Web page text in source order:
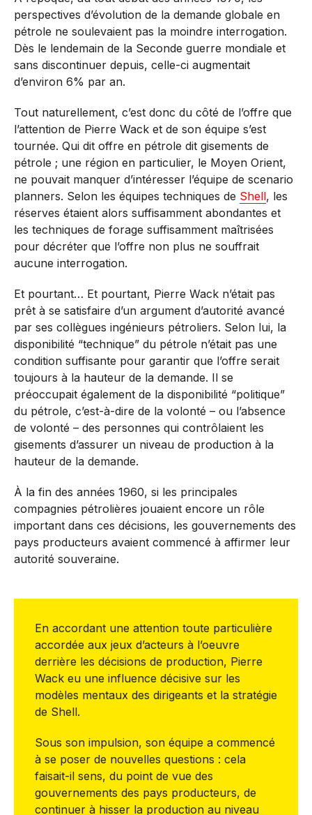
perspectives d’évolution de la demande globale en
pétrole ne soulevaient pas la moindre interrogation.
Dès le lendemain de la Seconde guerre mondiale et
sans discontinuer depuis, celle-ci augmentait
d’environ 6% par an.
Tout naturellement, c’est donc du côté de l’offre que
l’attention de Pierre Wack et de son équipe s’est
tournée. Qui dit offre en pétrole dit gisements de
pétrole ; une région en particulier, le Moyen Orient,
ne pouvait manquer d’intéresser l’équipe de scenario
planners. Selon les équipes techniques de Shell, les
réserves étaient alors suffisamment abondantes et
les techniques de forage suffisamment maîtrisées
pour décréter que l’offre non plus ne souffrait
aucune interrogation.
Et pourtant… Et pourtant, Pierre Wack n’était pas
prêt à se satisfaire d’un argument d’autorité avancé
par ses collègues ingénieurs pétroliers. Selon lui, la
disponibilité “technique” du pétrole n’était pas une
condition suffisante pour garantir que l’offre serait
toujours à la hauteur de la demande. Il se
préoccupait également de la disponibilité “politique”
du pétrole, c’est-à-dire de la volonté – ou l’absence
de volonté – des personnes qui contrôlaient les
gisements d’assurer un niveau de production à la
hauteur de la demande.
À la fin des années 1960, si les principales
compagnies pétrolières jouaient encore un rôle
important dans ces décisions, les gouvernements des
pays producteurs avaient commencé à affirmer leur
autorité souveraine.
En accordant une attention toute particulière
accordée aux jeux d’acteurs à l’oeuvre
derrière les décisions de production, Pierre
Wack eu une influence décisive sur les
modèles mentaux des dirigeants et la stratégie
de Shell.
Sous son impulsion, son équipe a commencé
à se poser de nouvelles questions : cela
faisait-il sens, du point de vue des
gouvernements des pays producteurs, de
continuer à hisser la production au niveau